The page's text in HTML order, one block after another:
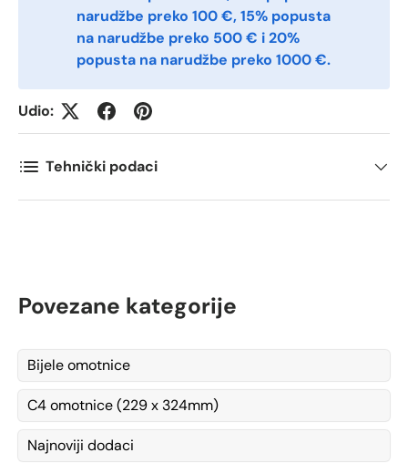
narudžbe preko 100 €, 15% popusta
na narudžbe preko 500 € i 20%
popusta na narudžbe preko 1000 €.
Udio:
Tehnički podaci
Povezane kategorije
Bijele omotnice
C4 omotnice (229 x 324mm)
Najnoviji dodaci